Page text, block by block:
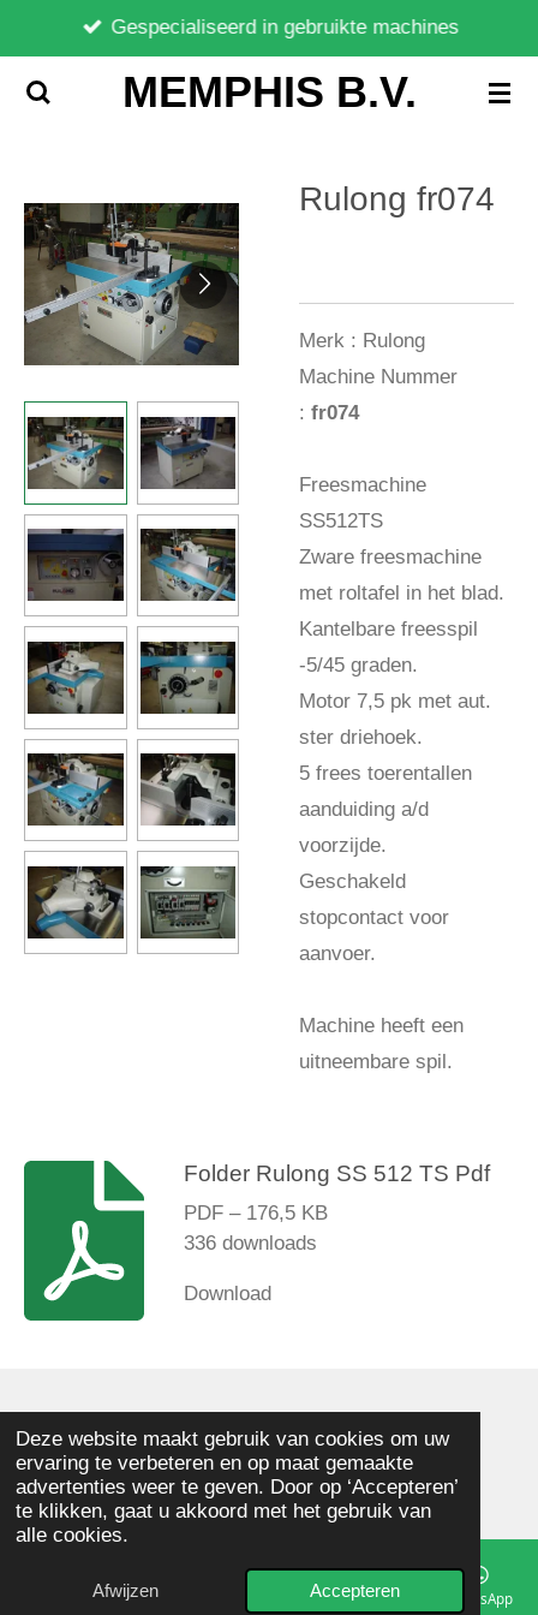
Deze website maakt gebruik van cookies om uw
ervaring te verbeteren en op maat gemaakte
advertenties weer te geven. Door op ‘Accepteren’
te klikken, gaat u akkoord met het gebruik van
alle cookies.
Afwijzen Accepteren
direct
naar
MEMPHIS B.V.
Gespecialiseerd in gebruikte machines
Rulong fr074
Merk : Rulong
Machine Nummer
: fr074
Freesmachine
SS512TS
Zware freesmachine
met roltafel in het blad.
Kantelbare freesspil
-5/45 graden.
Motor 7,5 pk met aut.
ster driehoek.
5 frees toerentallen
aanduiding a/d
voorzijde.
Geschakeld
stopcontact voor
aanvoer.
Machine heeft een
uitneembare spil.
Folder Rulong SS 512 TS Pdf
PDF – 176,5 KB
336 downloads
Download
© 2025 - 2026 Memphis Houtbewerkingsmachines
Powered by JouwWeb
E-mailadres Telefoonnummer Kaart Facebook WhatsApp